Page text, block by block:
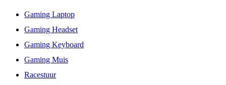
Gaming Laptop
Gaming Headset
Gaming Keyboard
Gaming Muis
Racestuur